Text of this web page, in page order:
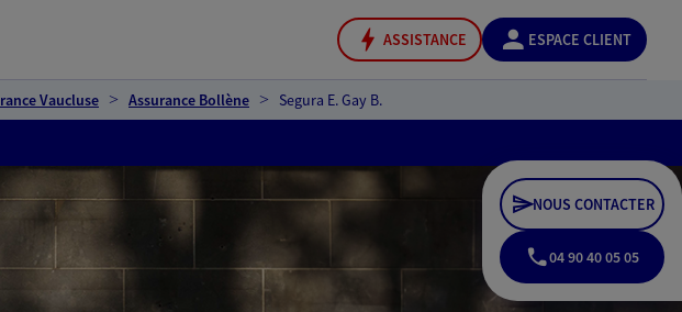
ASSISTANCE ESPACE CLIENT
Vaucluse Assurance Bollène Segura E. Gay B.
NOUS CONTACTER
04 90 40 05 05